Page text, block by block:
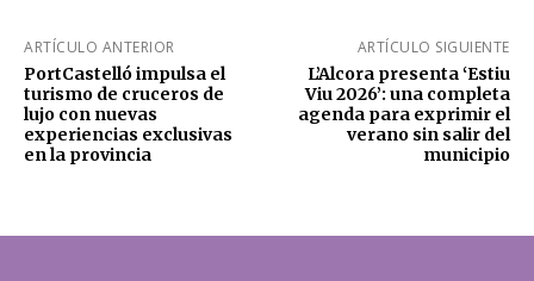
ARTÍCULO ANTERIOR
PortCastelló impulsa el
turismo de cruceros de
lujo con nuevas
experiencias exclusivas
en la provincia
ARTÍCULO SIGUIENTE
L’Alcora presenta ‘Estiu
Viu 2026’: una completa
agenda para exprimir el
verano sin salir del
municipio